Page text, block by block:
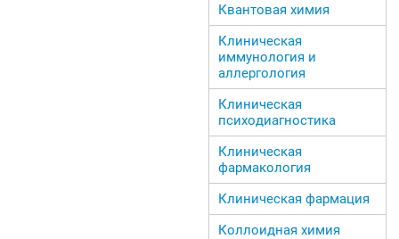
Квантовая химия
Клиническая
иммунология и
аллергология
Клиническая
психодиагностика
Клиническая
фармакология
Клиническая фармация
Коллоидная химия